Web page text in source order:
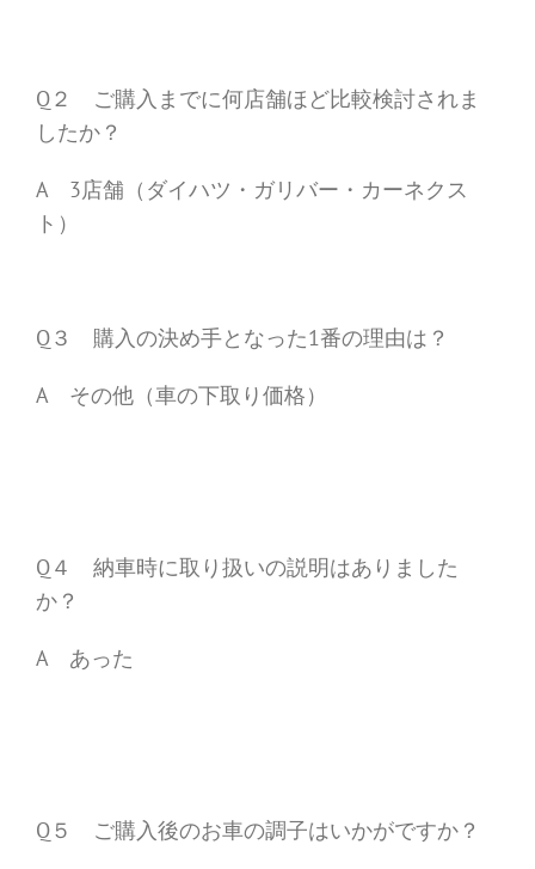
Q２ ご購入までに何店舗ほど比較検討されま
したか？
A 3店舗（ダイハツ・ガリバー・カーネクス
ト）
Q３ 購入の決め手となった1番の理由は？
A その他（車の下取り価格）
Q４ 納車時に取り扱いの説明はありました
か？
A あった
Q５ ご購入後のお車の調子はいかがですか？